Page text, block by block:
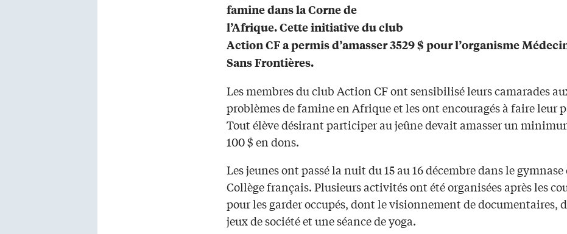
famine dans la Corne de
l’Afrique. Cette initiative du club
Action CF a permis d’amasser 3529 $ pour l’organisme
Sans Frontières.
Les membres du club Action CF ont sensibilisé leurs camarades
problèmes de famine en Afrique et les ont encouragés à faire leur
Tout élève désirant participer au jeûne devait amasser un
100 $ en dons.
Les jeunes ont passé la nuit du 15 au 16 décembre dans le gymnase
Collège français. Plusieurs activités ont été organisées après les
pour les garder occupés, dont le visionnement de documentaires,
jeux de société et une séance de yoga.